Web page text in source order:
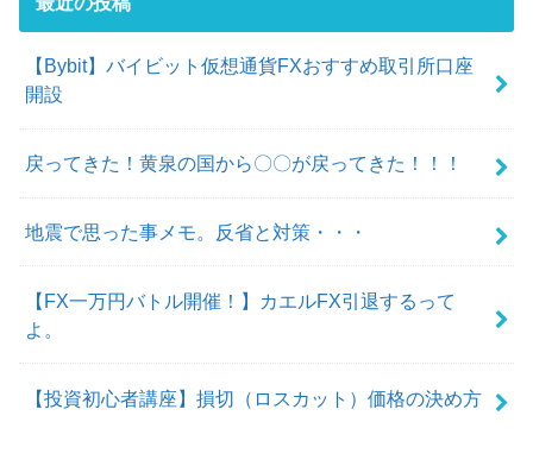
【Bybit】バイビット仮想通貨FXおすすめ取引所口座
開設
戻ってきた！黄泉の国から〇〇が戻ってきた！！！
地震で思った事メモ。反省と対策・・・
【FX一万円バトル開催！】カエルFX引退するって
よ。
【投資初心者講座】損切（ロスカット）価格の決め方